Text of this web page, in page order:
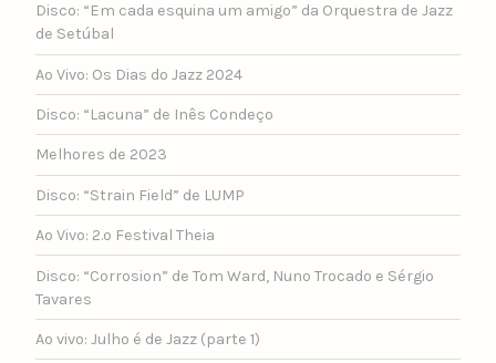
Disco: “Em cada esquina um amigo” da Orquestra de Jazz
de Setúbal
Ao Vivo: Os Dias do Jazz 2024
Disco: “Lacuna” de Inês Condeço
Melhores de 2023
Disco: “Strain Field” de LUMP
Ao Vivo: 2.º Festival Theia
Disco: “Corrosion” de Tom Ward, Nuno Trocado e Sérgio
Tavares
Ao vivo: Julho é de Jazz (parte 1)